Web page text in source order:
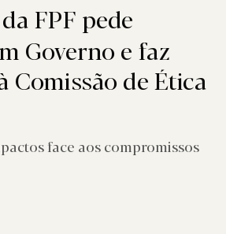
FPF pede
Governo e faz
Comissão de Ética
face aos compromissos